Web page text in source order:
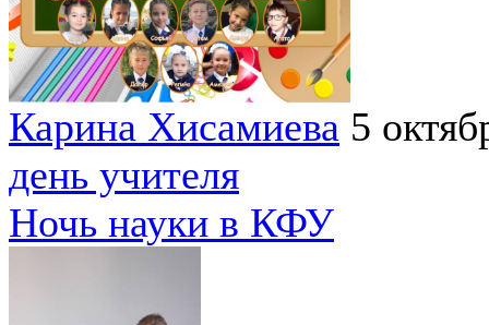
Карина Хисамиева 5
день учителя
Ночь науки в КФУ